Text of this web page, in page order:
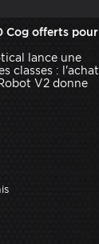
Cog offerts pour
lance une
classes : l'achat
V2 donne